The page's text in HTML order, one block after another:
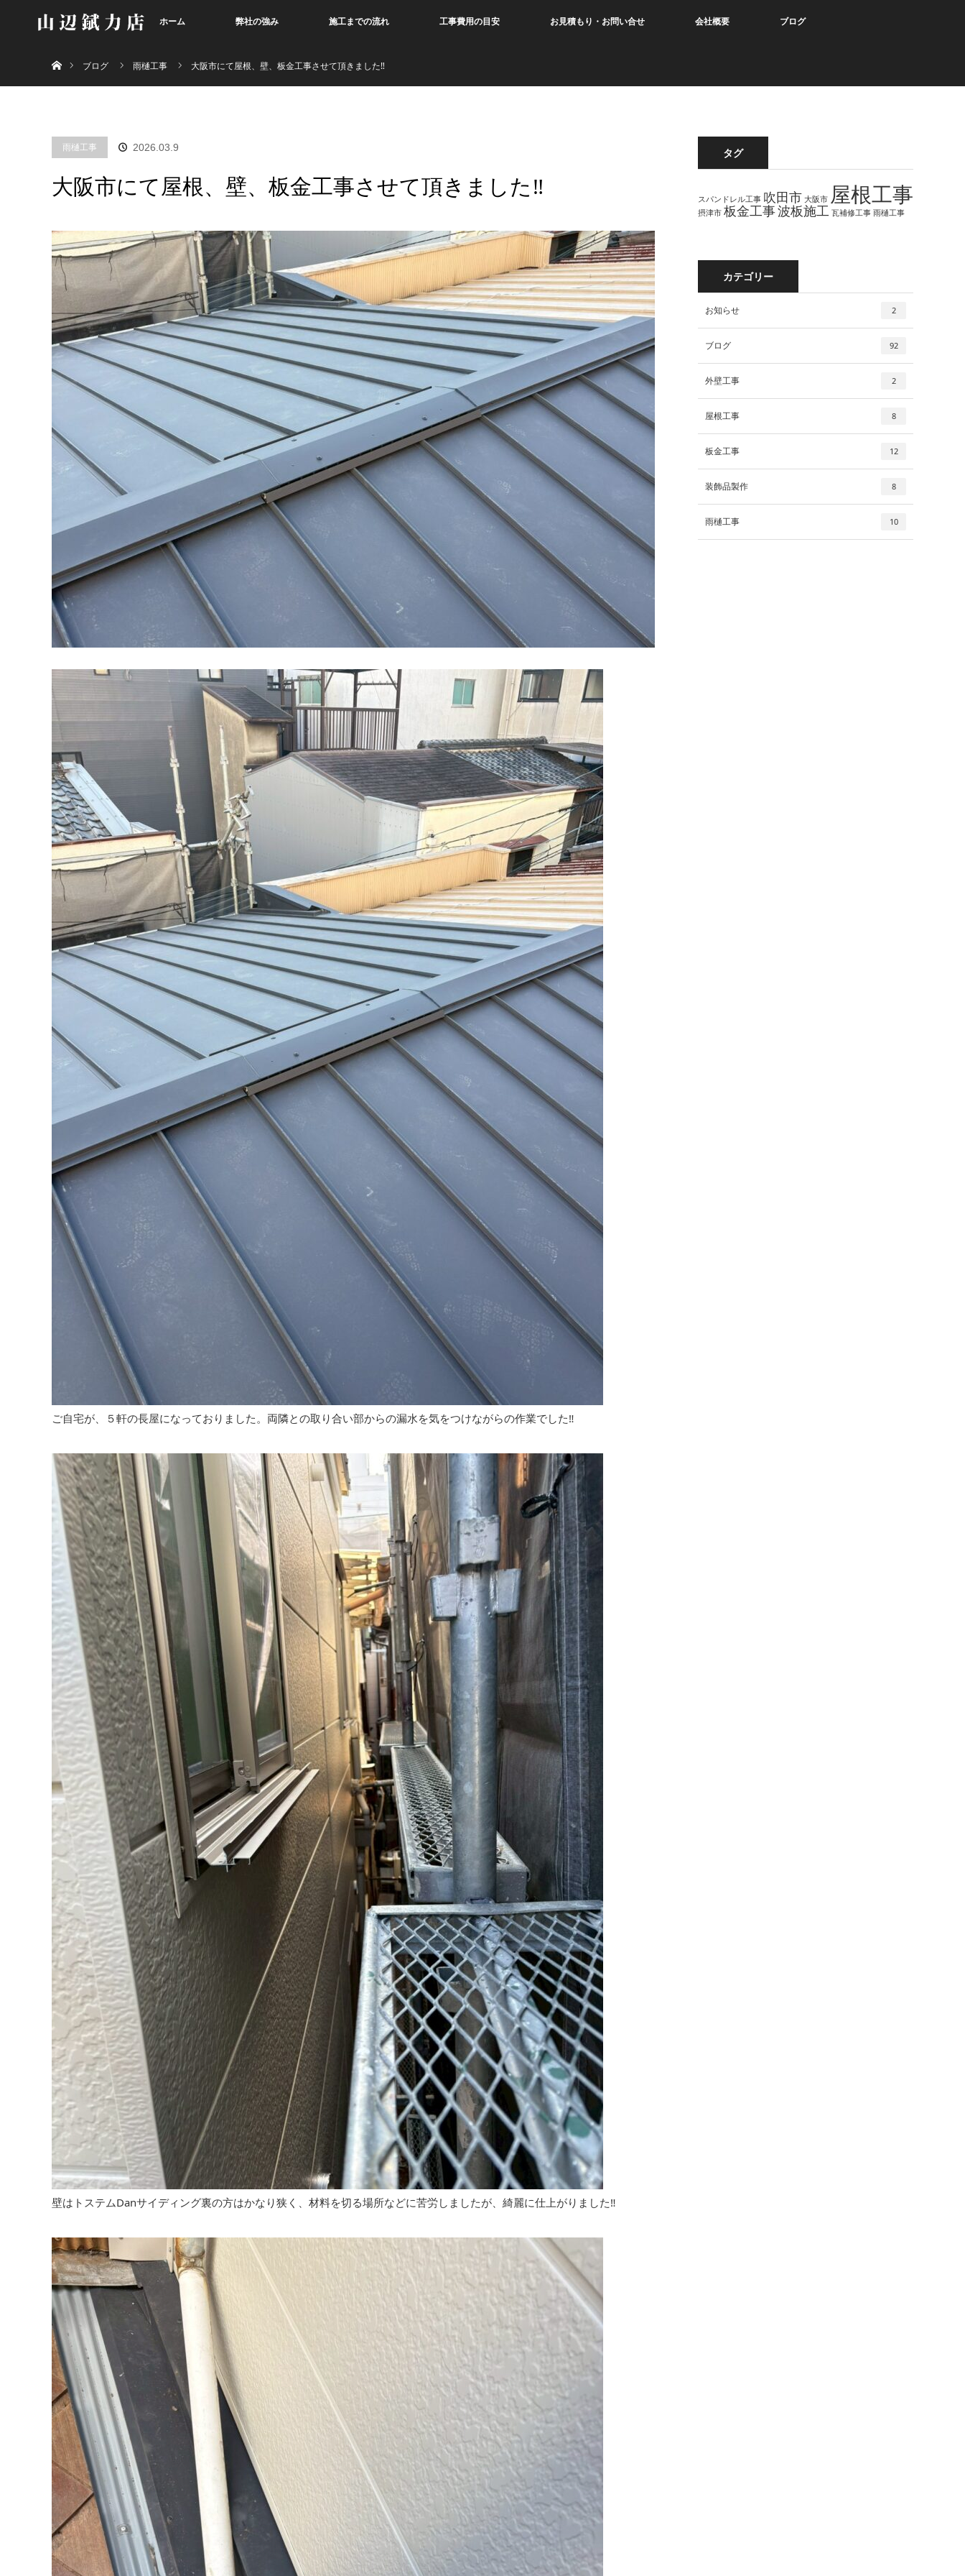
ホーム 弊社の強み 施工までの流れ 工事費用の目安 お見積もり・お問い合せ 会社概要 ブログ
ブログ
雨樋工事 大阪市にて屋根、壁、板金工事させて頂きました‼︎
雨樋工事 2026.03.9
大阪市にて屋根、壁、板金工事させて頂きました‼︎
ご自宅が、５軒の長屋になっておりました。両隣との取り合い部からの漏水を気をつけながらの作業でした‼︎
壁はトステムDanサイディング裏の方はかなり狭く、材料を切る場所などに苦労しましたが、綺麗に仕上がりました‼︎
タグ
スパンドレル工事 吹田市 大阪市 屋根工事
摂津市 板金工事波板施工 瓦補修工事 雨樋工事
カテゴリー
お知らせ 2
ブログ 92
外壁工事 2
屋根工事 8
板金工事 12
装飾品製作 8
雨樋工事 10